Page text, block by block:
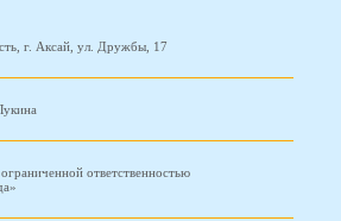
г. Аксай, ул. Дружбы, 17
ответственностью